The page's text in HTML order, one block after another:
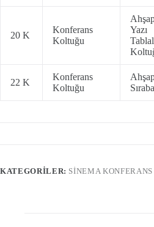
20 K
Konferans
Koltuğu
Yazı
22 K
Konferans
Koltuğu
KATEGORILER: SİNEMA